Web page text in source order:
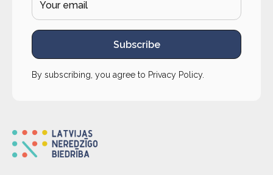
Subscribe
By subscribing, you agree to Privacy Policy.